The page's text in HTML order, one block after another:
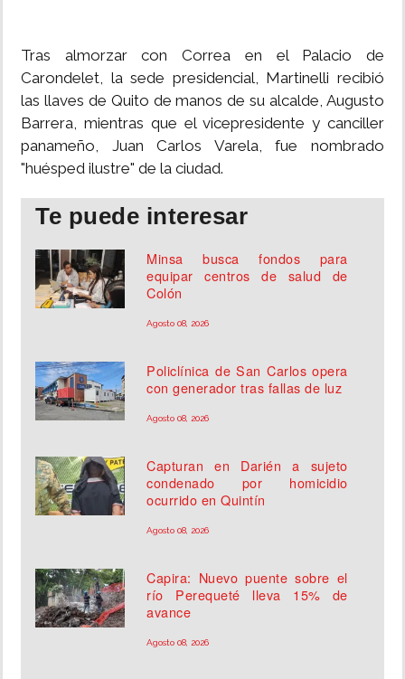
Tras almorzar con Correa en el Palacio de
Carondelet, la sede presidencial, Martinelli recibió
las llaves de Quito de manos de su alcalde, Augusto
Barrera, mientras que el vicepresidente y canciller
panameño, Juan Carlos Varela, fue nombrado
"huésped ilustre" de la ciudad.
Te puede interesar
Minsa busca fondos para
equipar centros de salud de
Colón
Agosto 08, 2026
Policlínica de San Carlos opera
con generador tras fallas de luz
Agosto 08, 2026
Capturan en Darién a sujeto
condenado por homicidio
ocurrido en Quintín
Agosto 08, 2026
Capira: Nuevo puente sobre el
río Perequeté lleva 15% de
avance
Agosto 08, 2026